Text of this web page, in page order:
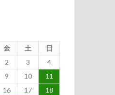
金 土 日
2 3
4
9 10
11
16 17
18